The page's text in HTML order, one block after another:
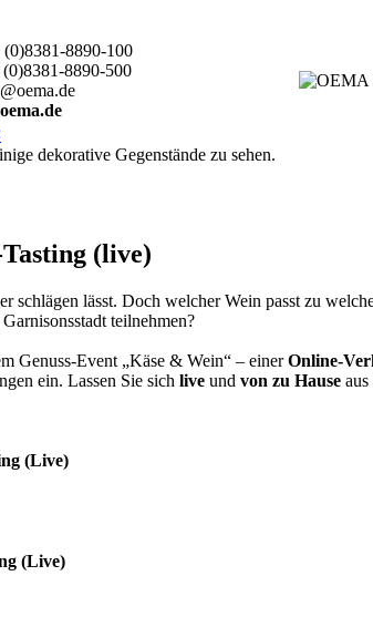
8890-100
8890-500
(live)
schlägen lässt. Doch welcher Wein passt zu
teilnehmen?
Genuss-Event „Käse & Wein“ – einerOnline-
ein. Lassen Sie sich live und von zu Hause
(Live)
(Live)